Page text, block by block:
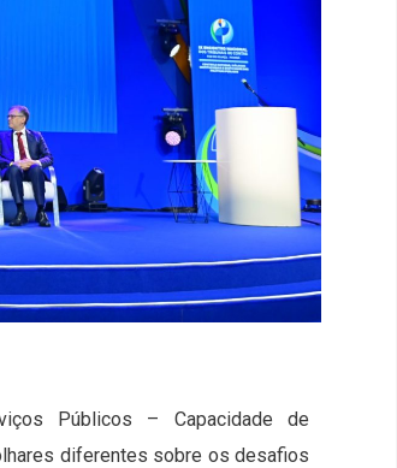
Públicos – Capacidade de
diferentes sobre os desafios